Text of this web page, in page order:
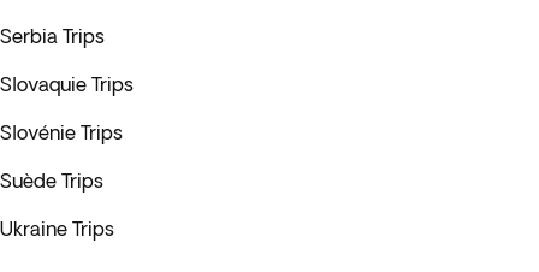
Serbia Trips
Slovaquie Trips
Slovénie Trips
Suède Trips
Ukraine Trips